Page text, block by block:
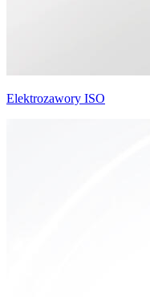
Elektrozawory ISO